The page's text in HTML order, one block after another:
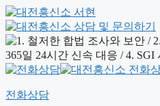
전화상담